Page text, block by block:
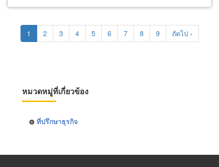
Pagination
Current
page
1 Page
2 Page
3 Page
4 Page
5 Page
6 Page
7 Page
8 Page
9
Next
page
ถัดไป ›
หมวดหมู่ที่เกี่ยวข้อง
ที่ปรึกษาธุรกิจ